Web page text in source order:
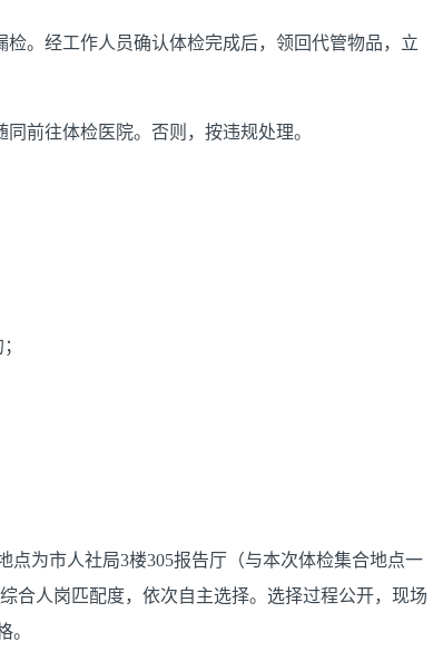
。经工作人员确认体检完成后，领回代管物品，立
前往体检医院。否则，按违规处理。
点为市人社局3楼305报告厅（与本次体检集合地点一
综合人岗匹配度，依次自主选择。选择过程公开，现场
。